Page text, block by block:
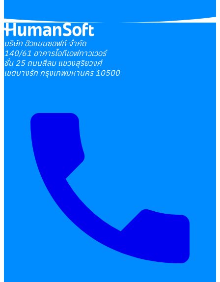
บริษัท ฮิวแมนซอฟท์ จำกัด
140/61 อาคารไอทีเอฟทาวเวอร์
ชั้น 25 ถนนสีลม แขวงสุริยวงศ์
เขตบางรัก กรุงเทพมหานคร 10500